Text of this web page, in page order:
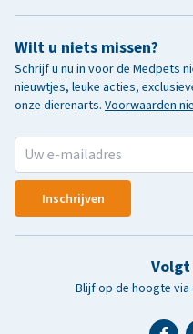
Wilt u niets missen?
Schrijf u nu in voor de Medpets
nieuwtjes, leuke acties,
onze dierenarts. Voorwaarden
Inschrijven
Volgt
Blijf op de hoogte via